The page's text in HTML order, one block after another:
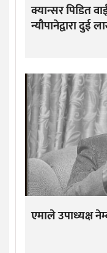
क्यान्सर पिडित
न्यौपानेद्वारा दुई
एमाले उपाध्यक्ष